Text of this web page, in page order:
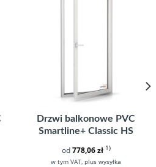
Drzwi balkonowe PVC
Smartline+ Classic HS
od778,06zł1)
w tym VAT, plus wysyłka